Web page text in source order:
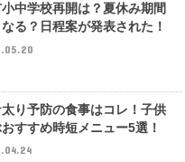
中学校再開は？夏休み期間
る？日程案が発表された！
太り予防の食事はコレ！子供
すすめ時短メニュー5選！